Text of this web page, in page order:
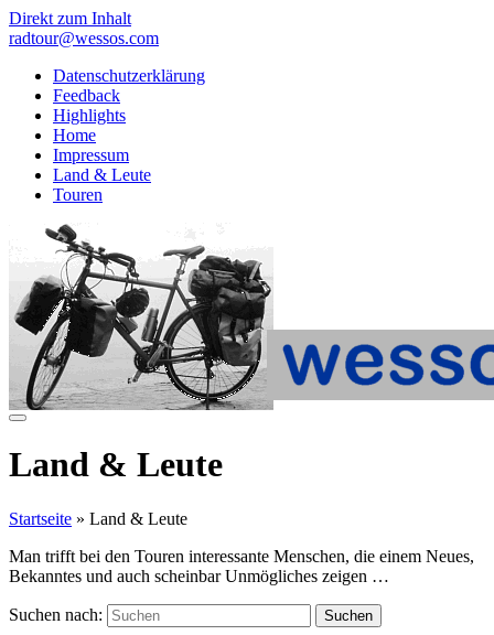
Direkt zum Inhalt
radtour@wessos.com
Datenschutzerklärung
Feedback
Highlights
Home
Impressum
Land & Leute
Touren
Land & Leute
Startseite » Land & Leute
Man trifft bei den Touren interessante Menschen, die einem Neues,
Bekanntes und auch scheinbar Unmögliches zeigen …
Suchen nach: